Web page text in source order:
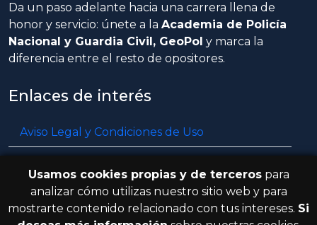
Da un paso adelante hacia una carrera llena de
honor y servicio: únete a la Academia de Policía
Nacional y Guardia Civil, GeoPol y marca la
diferencia entre el resto de opositores.
Enlaces de interés
Aviso Legal y Condiciones de Uso
Política de cookies
Resolución de litigios en línea
Usamos cookies propias y de tercerospara
analizar cómo utilizas nuestro sitio web y para
mostrarte contenido relacionado con tus intereses. Si